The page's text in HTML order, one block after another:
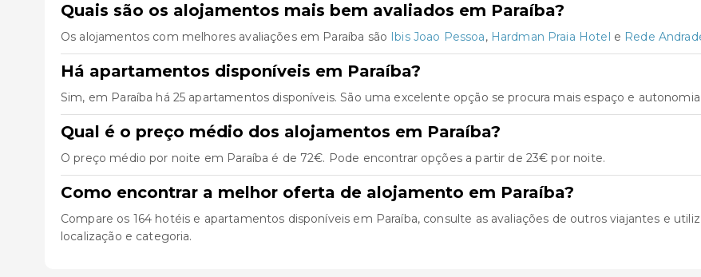
Quais são os alojamentos mais bem avaliados em Paraíba?
Os alojamentos com melhores avaliações em Paraíba são Ibis Joao Pessoa, Hardman Praia Hotel e Rede
Há apartamentos disponíveis em Paraíba?
Sim, em Paraíba há 25 apartamentos disponíveis. São uma excelente opção se procura mais espaço e
Qual é o preço médio dos alojamentos em Paraíba?
O preço médio por noite em Paraíba é de 72€. Pode encontrar opções a partir de 23€ por noite.
Como encontrar a melhor oferta de alojamento em Paraíba?
Compare os 164 hotéis e apartamentos disponíveis em Paraíba, consulte as avaliações de outros viajantes e
localização e categoria.